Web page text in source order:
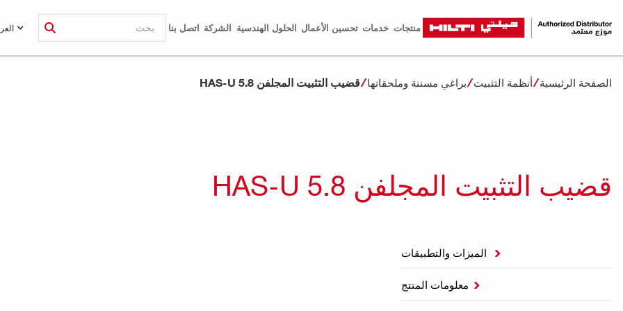
منتجات خدمات تحسين الأعمال الحلول الهندسية الشركة اتصل بنا
الصفحة الرئيسية أنظمة التثبيت براغي مسننة وملحقاتها قضيب التثبيت المجلفن HAS-U 5.8
قضيب التثبيت المجلفن HAS-U 5.8

معلومات المنتج 